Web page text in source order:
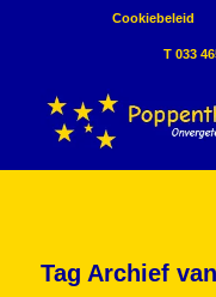
Cookiebeleid
T 033
Tag Archief